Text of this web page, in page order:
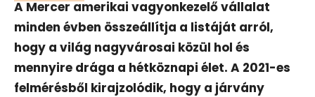
A Mercer amerikai vagyonkezelő vállalat
minden évben összeállítja a listáját arról,
hogy a világ nagyvárosai közül hol és
mennyire drága a hétköznapi élet. A 2021-es
felmérésből kirajzolódik, hogy a járvány